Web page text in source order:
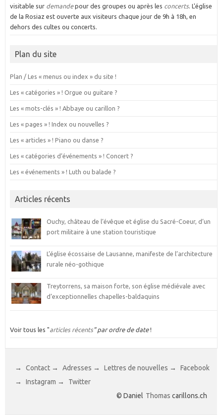
visitable sur demandepour des groupes ou après les concerts. L'église
de la Rosiaz est ouverte aux visiteurs chaque jour de 9h à 18h, en
dehors des cultes ou concerts.
Plan du site
Plan / Les « menus ou index » du site !
Les « catégories » ! Orgue ou guitare ?
Les « mots-clés » ! Abbaye ou carillon ?
Les « pages » ! Index ou nouvelles ?
Les « articles » ! Piano ou danse ?
Les « catégories d’événements » ! Concert ?
Les « événements » ! Luth ou balade ?
Articles récents
Ouchy, château de l’évêque et église du Sacré-Coeur, d’un
port militaire à une station touristique
L’église écossaise de Lausanne, manifeste de l’architecture
rurale néo-gothique
Treytorrens, sa maison forte, son église médiévale avec
d’exceptionnelles chapelles-baldaquins
Voir tous les "articles récents" par ordre de date!
→ Contact → Adresses → Lettres de nouvelles →
Facebook
→
Instagram →
Twitter
© Daniel Thomas carillons.ch